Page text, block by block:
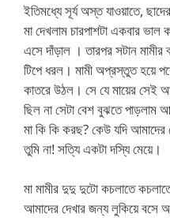
ইতিমধ্যে সূর্য অস্ত যাওয়াতে,
মা দেখলাম চারপাশটা একবার
এসে দাঁড়াল । তারপর সটান
টিপে ধরল। মামী অপ্রস্তুত হয়ে
কাতরে উঠল। সে যে মায়ের
ছিল না সেটা বেশ বুঝতে
মা কি কি করছ? কেউ যদি
তুমি না! সত্যি একটা দস্যি মেয়ে।
মা মামীর দুদু দুটো কচলাতে
আমাদের দেখার জন্য লুকিয়ে বসে